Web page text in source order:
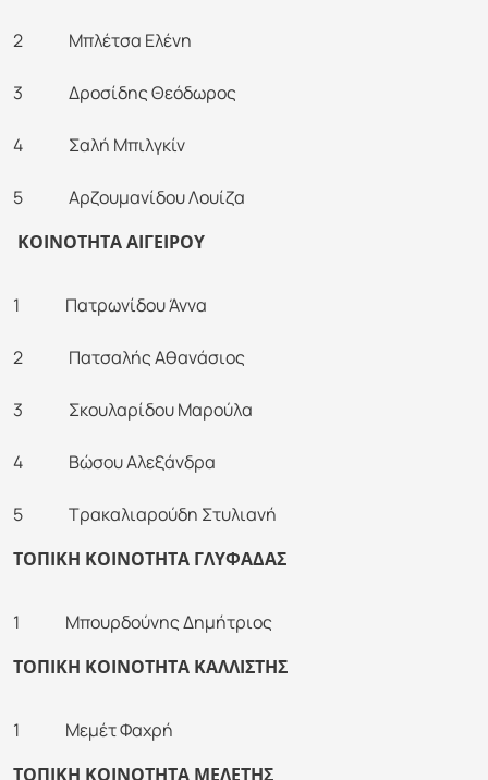
2 Μπλέτσα Ελένη
3 Δροσίδης Θεόδωρος
4 Σαλή Μπιλγκίν
5 Αρζουμανίδου Λουίζα
ΚΟΙΝΟΤΗΤΑ ΑΙΓΕΙΡΟΥ
1 Πατρωνίδου Άννα
2 Πατσαλής Αθανάσιος
3 Σκουλαρίδου Μαρούλα
4 Βώσου Αλεξάνδρα
5 Τρακαλιαρούδη Στυλιανή
ΤΟΠΙΚΗ ΚΟΙΝΟΤΗΤΑ ΓΛΥΦΑΔΑΣ
1 Μπουρδούνης Δημήτριος
ΤΟΠΙΚΗ ΚΟΙΝΟΤΗΤΑ ΚΑΛΛΙΣΤΗΣ
1 Μεμέτ Φαχρή
ΤΟΠΙΚΗ ΚΟΙΝΟΤΗΤΑ ΜΕΛΕΤΗΣ